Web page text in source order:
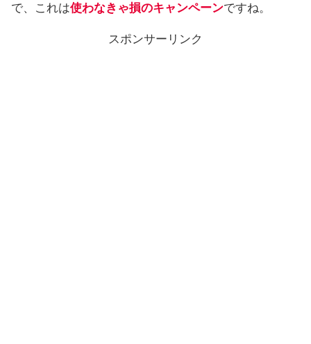
で、これは使わなきゃ損のキャンペーンですね。
スポンサーリンク